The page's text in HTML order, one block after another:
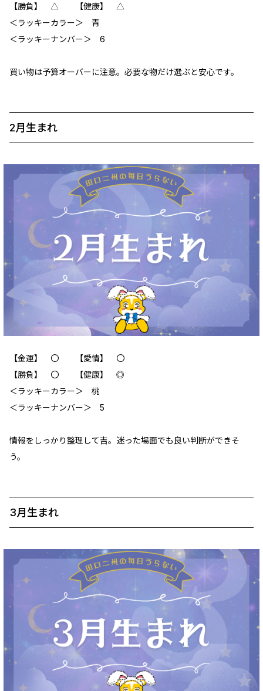
【勝負】 △ 【健康】 △
＜ラッキーカラー＞ 青
＜ラッキーナンバー＞ 6
買い物は予算オーバーに注意。必要な物だけ選ぶと安心です。
2月生まれ
【金運】 〇 【愛情】 〇
【勝負】 〇 【健康】 ◎
＜ラッキーカラー＞ 桃
＜ラッキーナンバー＞ 5
情報をしっかり整理して吉。迷った場面でも良い判断ができそ
う。
3月生まれ